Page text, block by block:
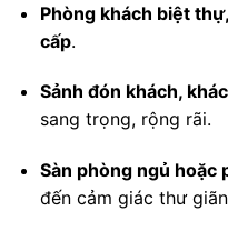
Phòng khách biệt
cấp.
Sảnh đón khách,
sang trọng, rộng rãi.
Sàn phòng ngủ hoặc
đến cảm giác thư